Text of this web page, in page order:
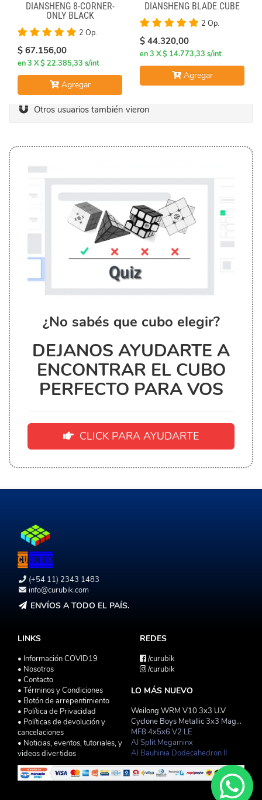
DIANSHENG 8-CORNER-
ONLY BLACK
2 Op.
$ 67.156,00
en 3 X $ 22.385,33 s/int
Agregar
DIANSHENG BLADE CUBE
2 Op.
$ 44.320,00
en 3 X $ 14.773,33 s/int
Agregar
Otros usuarios también vieron
¿No sabés que cubo elegir?
DEJANOS AYUDARTE A
ENCONTRAR EL CUBO
PERFECTO PARA VOS
CLICK PARA AYUDARTE
(+54 11) 2343 1483
info@curubik.com
ENVÍOS A TODO EL PAÍS.
LINKS
• Información COVID19
• Nosotros
• Contacto
• Términos y Condiciones
• Botón de arrepentimiento
• Política de Privacidad
• Políticas de devolución y
cancelaciones
• Noticias, eventos, tutoriales, y
videos divertidos
REDES
/curubik
/curubik
LO MÁS NUEVO
Weilong WRM V10 3x3 U.V
Cyclone Boys Metallic 3x3 Magnetico Macaron
MF8 4x5x6 V2 LE
AJ Split Megaminx
AJ Bauhinia Dodecahedron II